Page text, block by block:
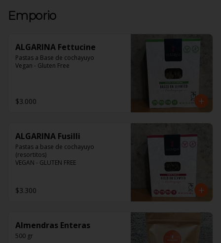
Emporio
ALGARINA Fettucine
Pastas a Base de cochayuyo
Vegan - Gluten Free
$3.000
ALGARINA Fusilli
Pastas a base de cochayuyo
(resortitos)
VEGAN - GLUTEN FREE
$3.300
Almendras Enteras
500 gr